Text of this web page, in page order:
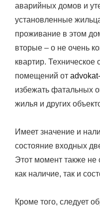
аварийных домов и
установленные
проживание в этом
вторые – о не очень
квартир. Техническое
помещений от
избежать фатальных
жилья и других
Имеет значение и
состояние входных
Этот момент также не
как наличие, так и
Кроме того, следует